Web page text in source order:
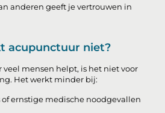
anderen geeft je vertrouwen in
acupunctuur niet?
mensen helpt, is het niet voor
Het werkt minder bij:
of ernstige medische noodgevallen